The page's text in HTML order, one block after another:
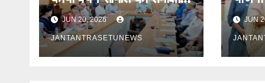
बैठक सम्पन्न
JUN 20, 2026
JANTANTRASETUNEWS
कुकिंग
JUN